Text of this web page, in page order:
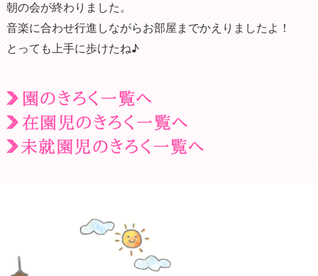
朝の会が終わりました。
音楽に合わせ行進しながらお部屋までかえりましたよ！
とっても上手に歩けたね♪